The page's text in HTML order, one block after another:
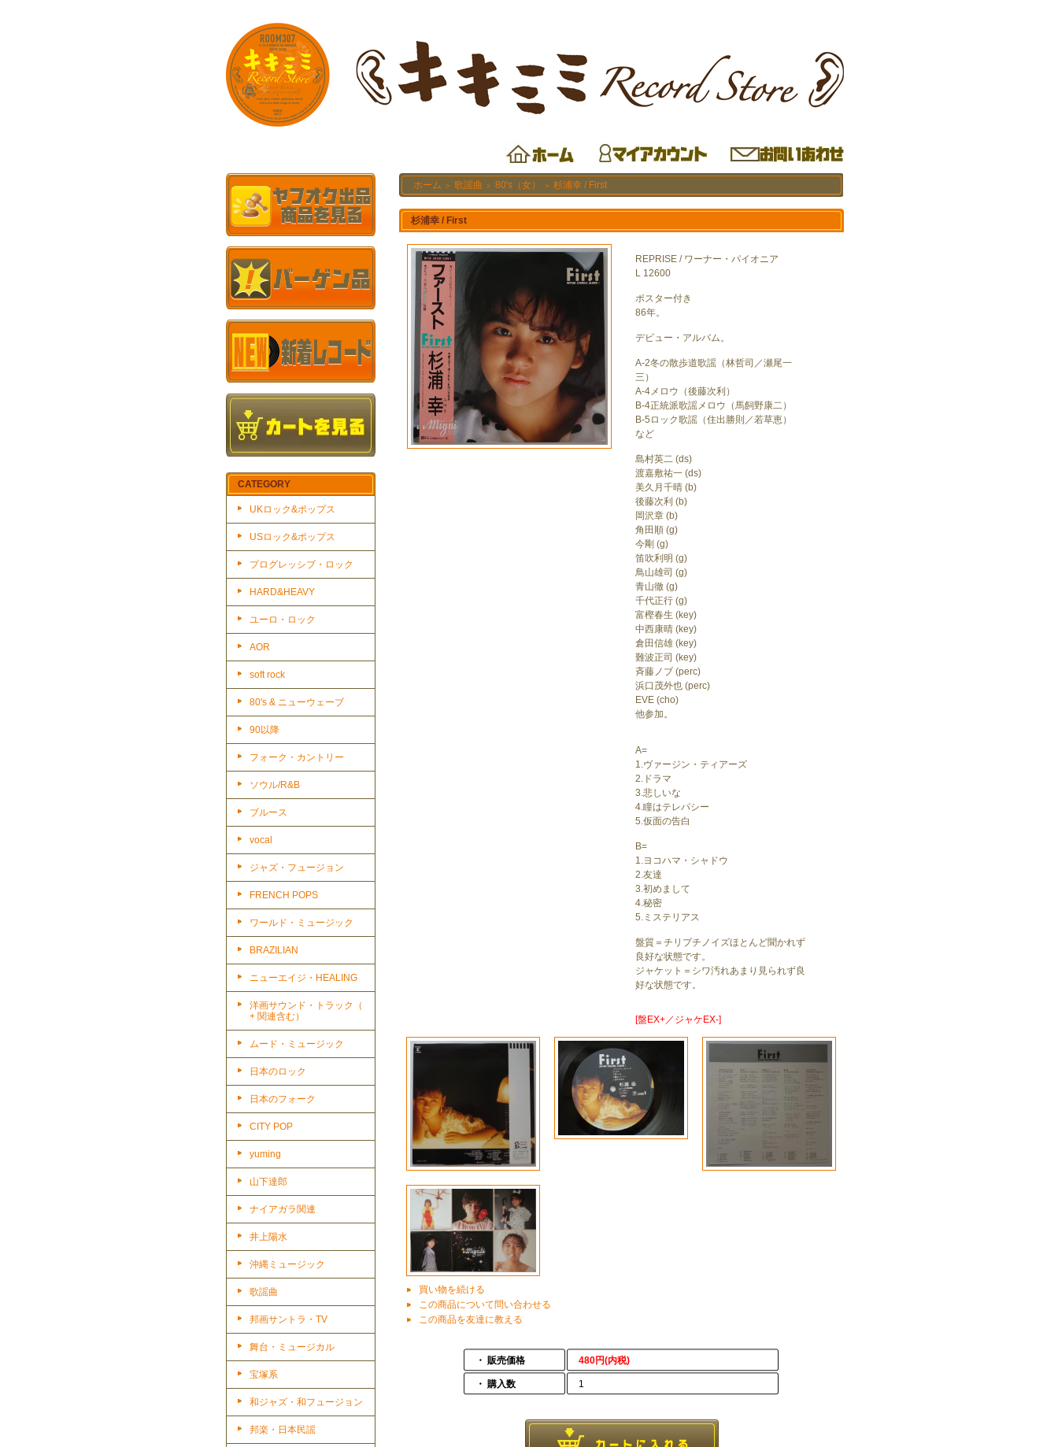
CATEGORY
UKロック&ポップス
USロック&ポップス
プログレッシブ・ロック
HARD&HEAVY
ユーロ・ロック
AOR
soft rock
80's & ニューウェーブ
90以降
フォーク・カントリー
ソウル/R&B
ブルース
vocal
ジャズ・フュージョン
FRENCH POPS
ワールド・ミュージック
BRAZILIAN
ニューエイジ・HEALING
洋画サウンド・トラック（
+ 関連含む）
ムード・ミュージック
日本のロック
日本のフォーク
CITY POP
yuming
山下達郎
ナイアガラ関連
井上陽水
沖縄ミュージック
歌謡曲
邦画サントラ・TV
舞台・ミュージカル
宝塚系
和ジャズ・和フュージョン
邦楽・日本民謡
ホーム ＞ 歌謡曲 ＞ 80's（女） ＞ 杉浦幸 / First
杉浦幸 / First
REPRISE / ワーナー・パイオニア
L 12600
ポスター付き
86年。
デビュー・アルバム。
A-2冬の散歩道歌謡（林哲司／瀬尾一
三）
A-4メロウ（後藤次利）
B-4正統派歌謡メロウ（馬飼野康二）
B-5ロック歌謡（住出勝則／若草恵）
など
島村英二 (ds)
渡嘉敷祐一 (ds)
美久月千晴 (b)
後藤次利 (b)
岡沢章 (b)
角田順 (g)
今剛 (g)
笛吹利明 (g)
鳥山雄司 (g)
青山徹 (g)
千代正行 (g)
富樫春生 (key)
中西康晴 (key)
倉田信雄 (key)
難波正司 (key)
斉藤ノブ (perc)
浜口茂外也 (perc)
EVE (cho)
他参加。
A=
1.ヴァージン・ティアーズ
2.ドラマ
3.悲しいな
4.瞳はテレパシー
5.仮面の告白
B=
1.ヨコハマ・シャドウ
2.友達
3.初めまして
4.秘密
5.ミステリアス
盤質＝チリプチノイズほとんど聞かれず
良好な状態です。
ジャケット＝シワ汚れあまり見られず良
好な状態です。
[盤EX+／ジャケEX-]
買い物を続ける
この商品について問い合わせる
この商品を友達に教える
・ 販売価格 480円(内税)
・ 購入数 1